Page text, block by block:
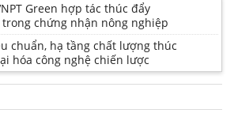
Green hợp tác thúc đẩy
chứng nhận nông nghiệp
chuẩn, hạ tầng chất lượng thúc
hóa công nghệ chiến lược